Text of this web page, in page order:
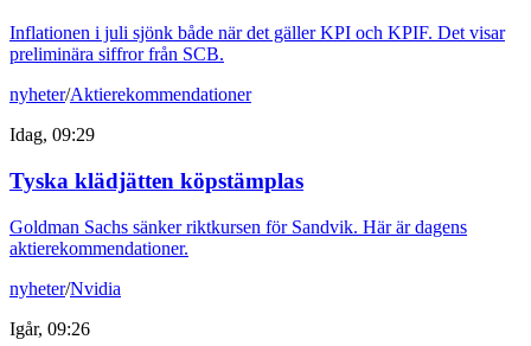
Inflationen i juli sjönk både när det gäller KPI och KPIF. Det visar
preliminära siffror från SCB.
nyheter/Aktierekommendationer
Idag, 09:29
Tyska klädjätten köpstämplas
Goldman Sachs sänker riktkursen för Sandvik. Här är dagens
aktierekommendationer.
nyheter/Nvidia
Igår, 09:26